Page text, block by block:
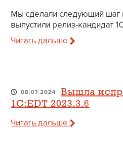
Мы сделали следующий шаг
выпустили релиз-кандидат
Читать дальше
08.07.2024
Вышла
1C:EDT 2023.3.6
Читать дальше